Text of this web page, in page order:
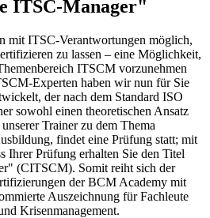
ITSC-Manager"
mit ITSC-Verantwortungen möglich,
zu lassen – eine Möglichkeit,
ITSCM vorzunehmen
Experten haben wir nun für Sie
der nach dem Standard ISO
sowohl einen theoretischen Ansatz
Trainer zu dem Thema
findet eine Prüfung statt; mit
Ihrer Prüfung erhalten Sie den Titel
(CITSCM). Somit reiht sich der
der BCM Academy mit
Auszeichnung für Fachleute
Krisenmanagement.